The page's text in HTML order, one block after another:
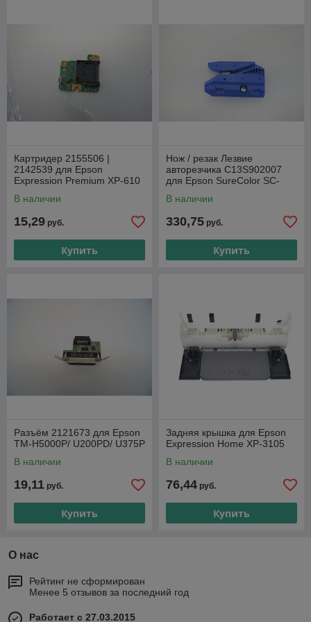
Картридер 2155506 |
2142539 для Epson
Expression Premium XP-610
В наличии
15,29 руб.
Купить
Нож / резак Лезвие
авторезчика C13S902007
для Epson SureColor SC-
В наличии
330,75 руб.
Купить
Разъём 2121673 для Epson
TM-H5000P/ U200PD/ U375P
В наличии
19,11 руб.
Купить
Задняя крышка для Epson
Expression Home XP-3105
В наличии
76,44 руб.
Купить
О нас
Рейтинг не сформирован
Менее 5 отзывов за последний год
Работает с 27.03.2015